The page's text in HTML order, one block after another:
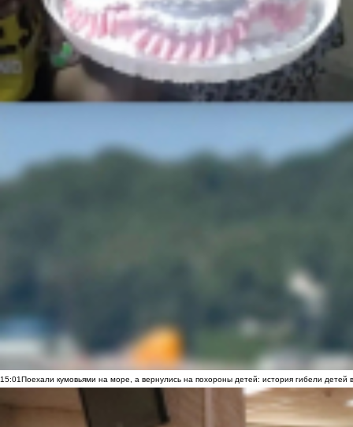
15:01Поехали кумовьями на море, а вернулись на похороны детей: история гибели детей